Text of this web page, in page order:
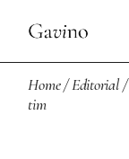
Home Editorial
tim